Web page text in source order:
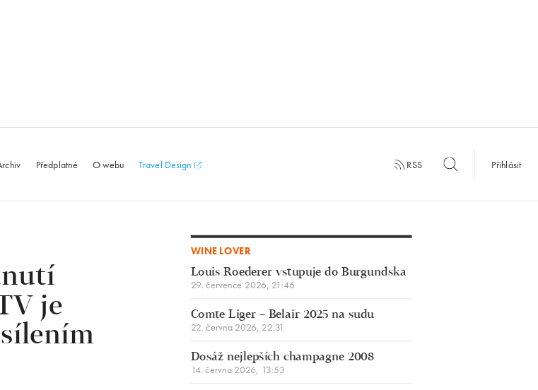
Předplatné O webu Travel Design RSS Přihlásit
je
WINE LOVER
Louis Roederer vstupuje do Burgundska
29. července 2026, 21:46
Comte Liger – Belair 2025 na sudu
22. června 2026, 22:31
Dosáž nejlepších champagne 2008
14. června 2026, 13:53